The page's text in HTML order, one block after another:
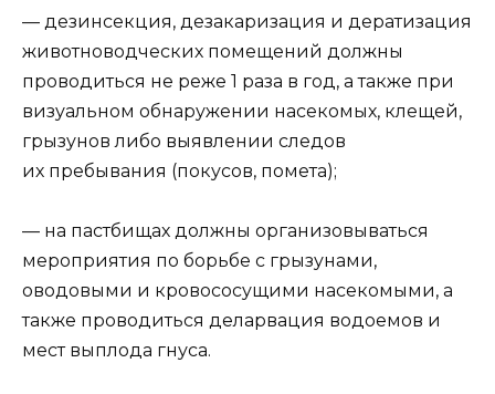
— дезинсекция, дезакаризация и дератизация
животноводческих помещений должны
проводиться не реже 1 раза в год, а также при
визуальном обнаружении насекомых, клещей,
грызунов либо выявлении следов
их пребывания (покусов, помета);
— на пастбищах должны организовываться
мероприятия по борьбе с грызунами,
оводовыми и кровососущими насекомыми, а
также проводиться деларвация водоемов и
мест выплода гнуса.